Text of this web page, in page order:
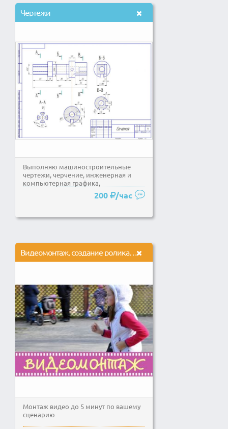
Чертежи
Выполняю машиностроительные
чертежи, черчение, инженерная и
компьютерная графика,
начертательная геометрия, детали...
200 /час
Видеомонтаж, создание ролика из ваших видео. Вставка музыки, титров
Монтаж видео до 5 минут по вашему
сценарию